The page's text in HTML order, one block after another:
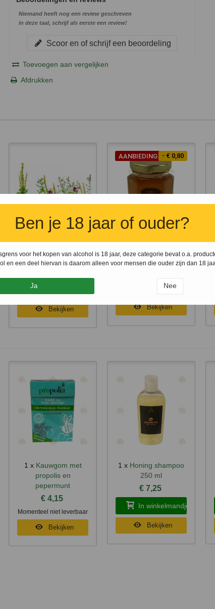
Ben je 18 jaar of ouder?
voor het kopen van alcohol is 18 jaar, deze categorie bevat o.a.
en een deel hiervan is daarom alleen voor mensen die ouder zijn dan 18
Ja Nee
Niemand heeft nog een review geschreven
in deze taal, schrijf als eerste een review!
Scoor en of schrijf een beoordeling
Toevoegen aan vergelijken
Afdrukken
bloemenmengsel (10
gr)
€ 3,05
Momenteel niet leverbaar
Bekijken
AANBIEDING - € 0,80
140 gram
In winkelmandje
Bekijken
Snel bekijken
1 x Kauwgom met
propolis en
pepermunt
€ 4,15
Momenteel niet leverbaar
Bekijken
Snel bekijken
1 x Honing shampoo
250 ml
€ 7,25
In winkelmandje
Bekijken